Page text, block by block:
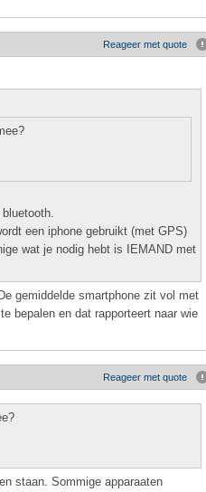
Reageer met quote
een iphone gebruikt (met GPS)
wat je nodig hebt is IEMAND met
gemiddelde smartphone zit vol met
bepalen en dat rapporteert naar wie
Reageer met quote
staan. Sommige apparaaten